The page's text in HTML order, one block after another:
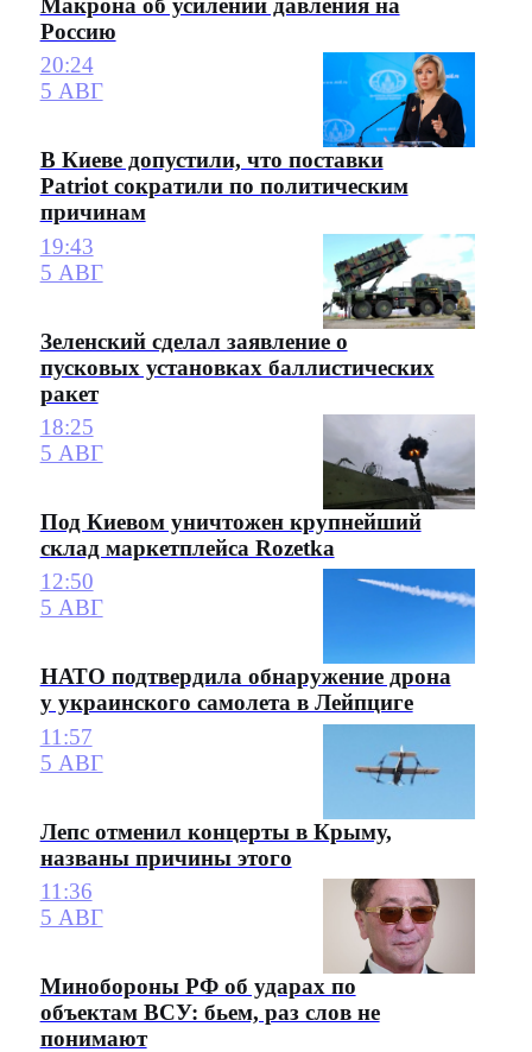
Россию
20:24
5 АВГ
В Киеве допустили, что поставки
Patriot сократили по политическим
причинам
19:43
5 АВГ
Зеленский сделал заявление о
пусковых установках баллистических
ракет
18:25
5 АВГ
Под Киевом уничтожен крупнейший
склад маркетплейса Rozetka
12:50
5 АВГ
НАТО подтвердила обнаружение дрона
у украинского самолета в Лейпциге
11:57
5 АВГ
Лепс отменил концерты в Крыму,
названы причины этого
11:36
5 АВГ
Минобороны РФ об ударах по
объектам ВСУ: бьем, раз слов не
понимают